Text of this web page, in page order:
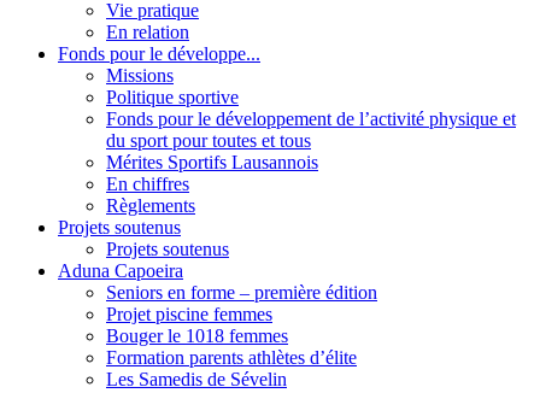
Vie pratique
En relation
Fonds pour le développe...
Missions
Politique sportive
Fonds pour le développement de l’activité physique et
du sport pour toutes et tous
Mérites Sportifs Lausannois
En chiffres
Règlements
Projets soutenus
Projets soutenus
Aduna Capoeira
Seniors en forme – première édition
Projet piscine femmes
Bouger le 1018 femmes
Formation parents athlètes d’élite
Les Samedis de Sévelin